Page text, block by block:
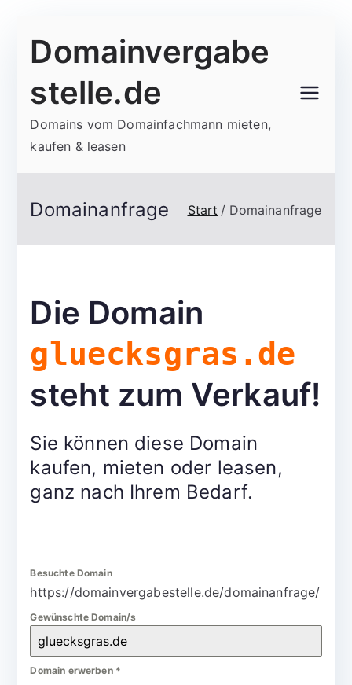
Inhalt
Domainvergabe
stelle.de
Domains vom Domainfachmann mieten,
kaufen & leasen
Domainanfrage Start Domainanfrage
Die Domain
gluecksgras.de
steht zum Verkauf!
Sie können diese Domain
kaufen, mieten oder leasen,
ganz nach Ihrem Bedarf.
Besuchte Domain
https://domainvergabestelle.de/domainanfrage/
Gewünschte Domain/s
Domain erwerben *